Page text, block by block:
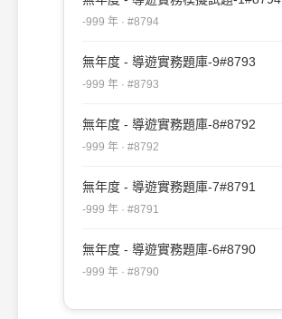
-999 年 · #8794
無年度 - 導遊實務題庫-9#8793
-999 年 · #8793
無年度 - 導遊實務題庫-8#8792
-999 年 · #8792
無年度 - 導遊實務題庫-7#8791
-999 年 · #8791
無年度 - 導遊實務題庫-6#8790
-999 年 · #8790